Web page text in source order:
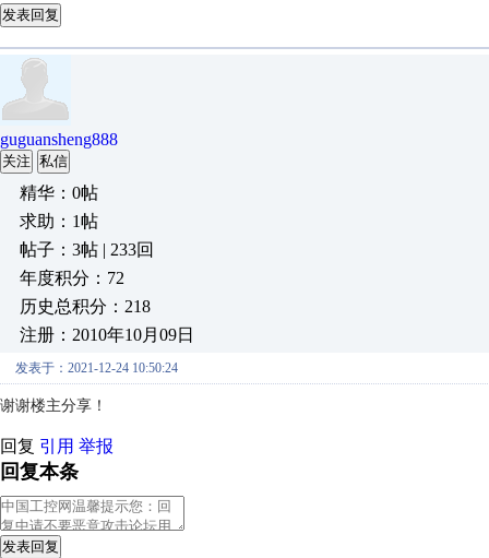
发表回复
guguansheng888
关注 私信
精华：0帖
求助：1帖
帖子：3帖 | 233回
年度积分：72
历史总积分：218
注册：2010年10月09日
发表于：2021-12-24 10:50:24
谢谢楼主分享！
回复 引用 举报
回复本条
发表回复